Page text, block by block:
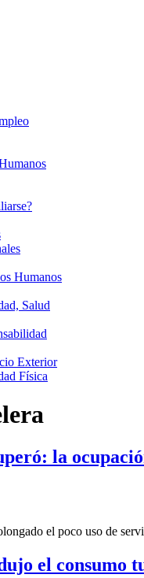
Humanos
Salud
Exterior
Física
la
el poco uso de
el consumo